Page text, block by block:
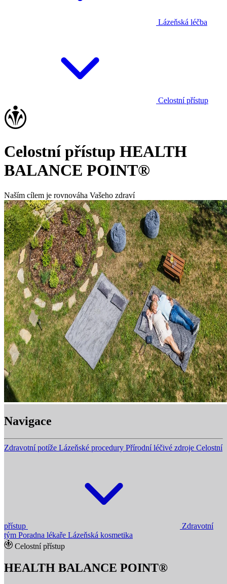
Lázeňská léčba
Celostní přístup
Celostní přístup HEALTH
BALANCE POINT®
Naším cílem je rovnováha Vašeho zdraví
Navigace
Zdravotní potíže Lázeňské procedury Přírodní léčivé zdroje Celostní
přístup
Zdravotní
tým Poradna lékaře Lázeňská kosmetika
Celostní přístup
HEALTH BALANCE POINT®